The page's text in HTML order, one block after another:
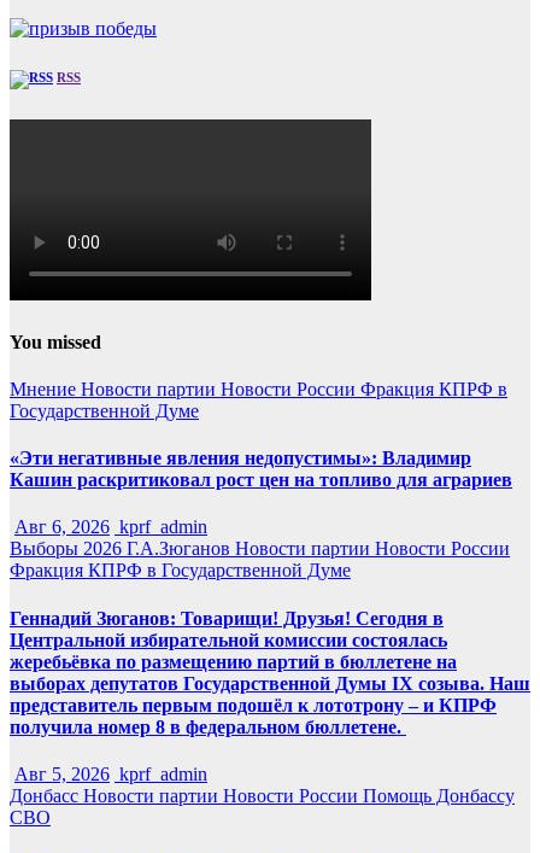
RSS
You missed
Мнение Новости партии Новости России Фракция КПРФ в
Государственной Думе
«Эти негативные явления недопустимы»: Владимир
Кашин раскритиковал рост цен на топливо для аграриев
Авг 6, 2026 kprf_admin
Выборы 2026 Г.А.Зюганов Новости партии Новости России
Фракция КПРФ в Государственной Думе
Геннадий Зюганов: Товарищи! Друзья! Сегодня в
Центральной избирательной комиссии состоялась
жеребьёвка по размещению партий в бюллетене на
выборах депутатов Государственной Думы IX созыва. Наш
представитель первым подошёл к лототрону – и КПРФ
получила номер 8 в федеральном бюллетене.
Авг 5, 2026 kprf_admin
Донбасс Новости партии Новости России Помощь Донбассу
СВО